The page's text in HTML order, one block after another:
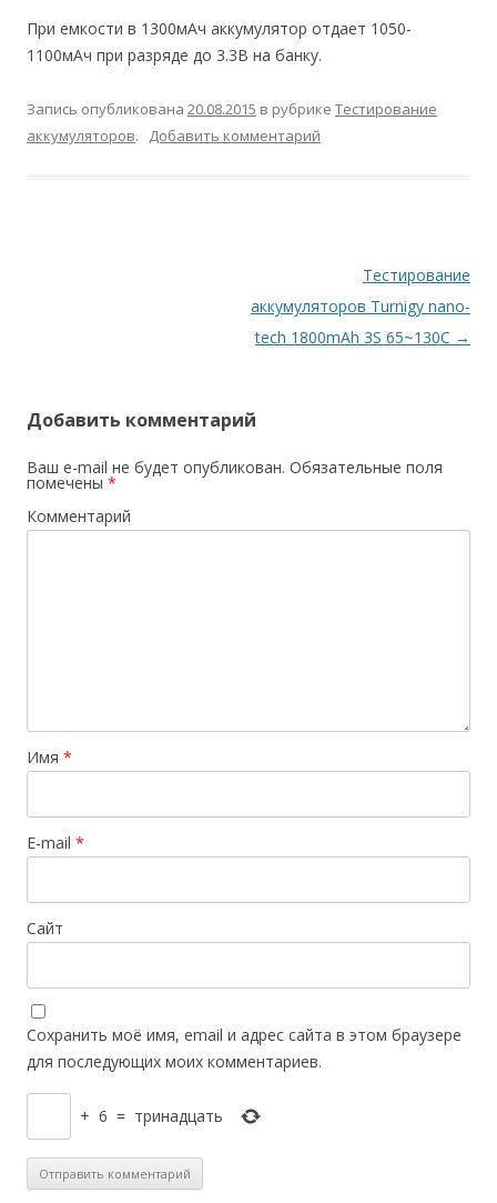
При емкости в 1300мАч аккумулятор отдает 1050-
1100мАч при разряде до 3.3В на банку.
Запись опубликована 20.08.2015 в рубрике Тестирование
аккумуляторов. Добавить комментарий
Тестирование
аккумуляторов Turnigy nano-
tech 1800mAh 3S 65~130C →
Добавить комментарий
Ваш e-mail не будет опубликован. Обязательные поля
помечены *
Комментарий
Имя *
E-mail *
Сайт
Сохранить моё имя, email и адрес сайта в этом браузере
для последующих моих комментариев.
+ 6 = тринадцать